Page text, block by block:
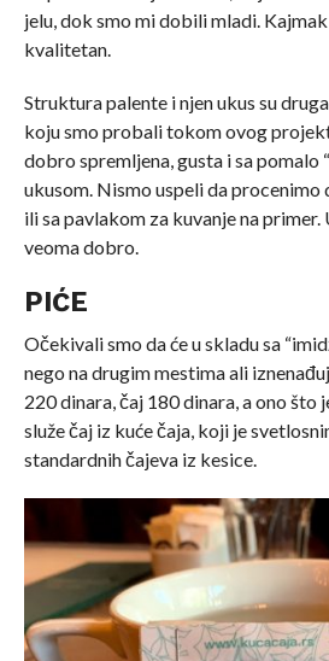
jelu, dok smo mi dobili mladi.
kvalitetan.
Struktura palente i njen ukus su
koju smo probali tokom ovog
dobro spremljena, gusta i sa pomalo
ukusom. Nismo uspeli da procenimo
ili sa pavlakom za kuvanje na primer.
veoma dobro.
PIĆE
Očekivali smo da će u skladu sa
nego na drugim mestima ali
220 dinara, čaj 180 dinara, a ono što
služe čaj iz kuće čaja, koji je
standardnih čajeva iz kesice.